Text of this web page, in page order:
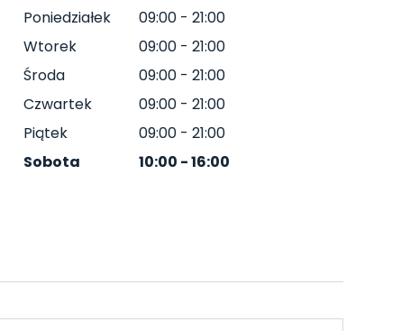
Poniedziałek
09:00 - 21:00
Wtorek
09:00 - 21:00
Środa
09:00 - 21:00
Czwartek
09:00 - 21:00
Piątek
09:00 - 21:00
Sobota
10:00 -16:00